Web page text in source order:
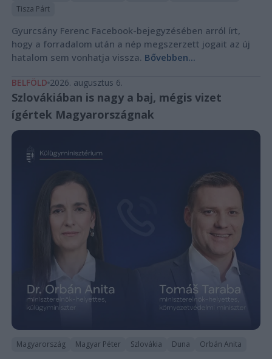
Tisza Párt
Gyurcsány Ferenc Facebook-bejegyzésében arról írt,
hogy a forradalom után a nép megszerzett jogait az új
hatalom sem vonhatja vissza. Bővebben...
BELFÖLD 2026. augusztus 6.
Szlovákiában is nagy a baj, mégis vizet
ígértek Magyarországnak
Magyarország Magyar Péter Szlovákia Duna Orbán Anita